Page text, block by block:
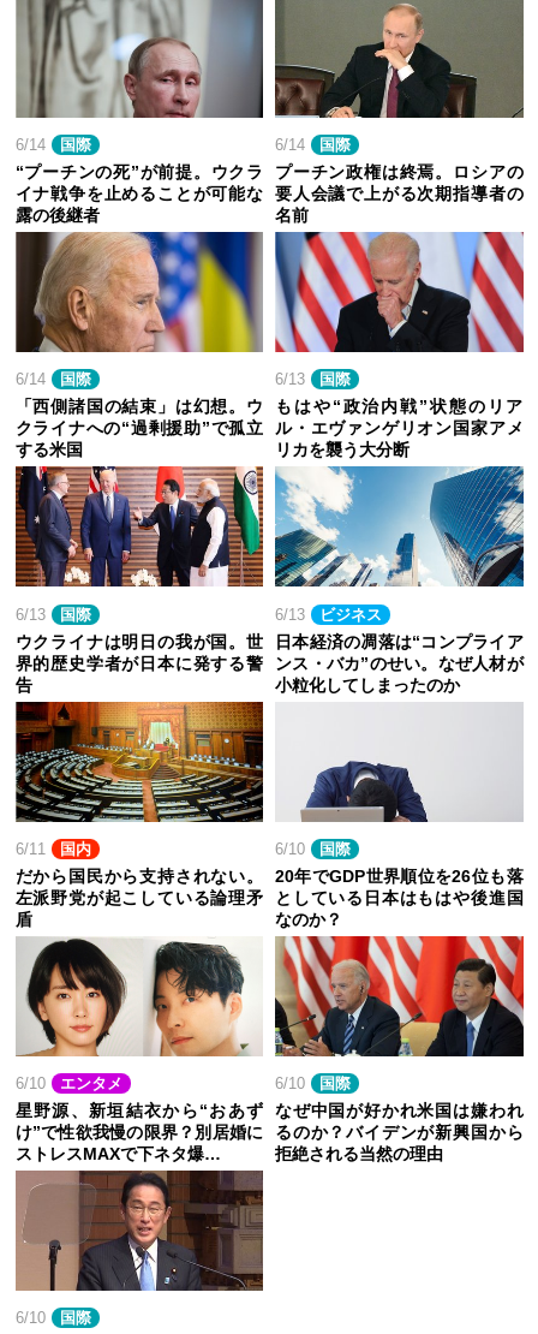
6/14 国際
“プーチンの死”が前提。ウクラ
イナ戦争を止めることが可能な
露の後継者
6/14 国際
プーチン政権は終焉。ロシアの
要人会議で上がる次期指導者の
名前
6/14 国際
「西側諸国の結束」は幻想。ウ
クライナへの“過剰援助”で孤立
する米国
6/13 国際
もはや“政治内戦”状態のリア
ル・エヴァンゲリオン国家アメ
リカを襲う大分断
6/13 国際
ウクライナは明日の我が国。世
界的歴史学者が日本に発する警
告
6/13 ビジネス
日本経済の凋落は“コンプライア
ンス・バカ”のせい。なぜ人材が
小粒化してしまったのか
6/11 国内
だから国民から支持されない。
左派野党が起こしている論理矛
盾
6/10 国際
20年でGDP世界順位を26位も落
としている日本はもはや後進国
なのか？
6/10 エンタメ
星野源、新垣結衣から“おあず
け”で性欲我慢の限界？別居婚に
ストレスMAXで下ネタ爆…
6/10 国際
なぜ中国が好かれ米国は嫌われ
るのか？バイデンが新興国から
拒絶される当然の理由
6/10 国際